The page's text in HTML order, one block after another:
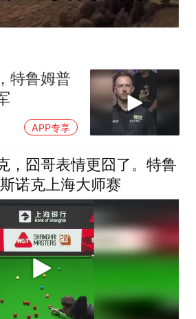
特鲁姆普
APP专享
，囧哥表情更囧了。特鲁
诺克上海大师赛